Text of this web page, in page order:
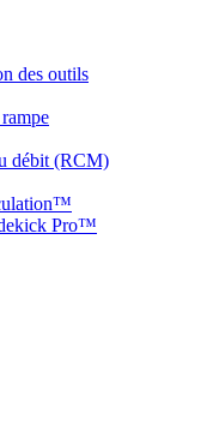
des outils
débit (RCM)
Pro™